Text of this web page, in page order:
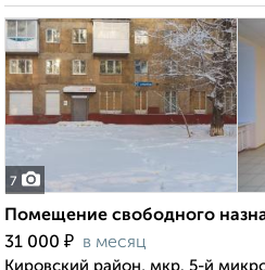
7
Помещение свободного
31 000 ₽ в месяц
Кировский район, мкр. 5-й